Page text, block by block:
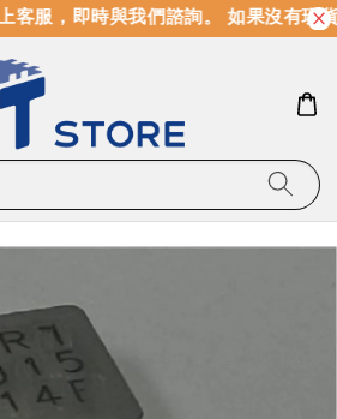
服，即時與我們諮詢。 如果沒有現